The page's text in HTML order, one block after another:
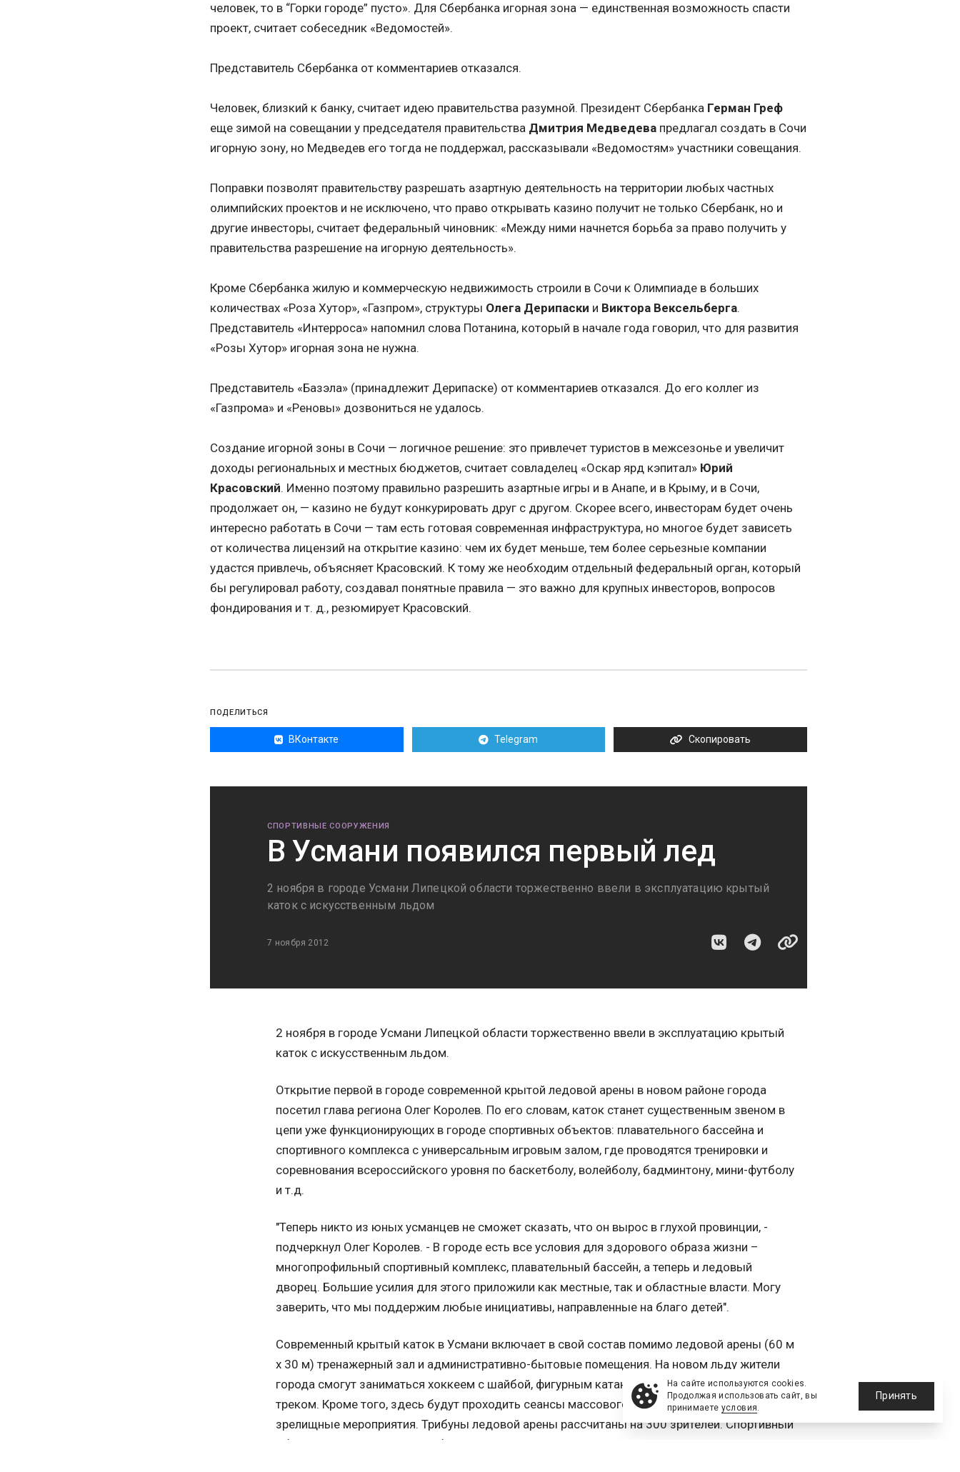
человек, то в “Горки городе” пусто». Для Сбербанка игорная зона — единственная возможность спасти
проект, считает собеседник «Ведомостей».
Представитель Сбербанка от комментариев отказался.
Человек, близкий к банку, считает идею правительства разумной. Президент Сбербанка Герман Греф
еще зимой на совещании у председателя правительства Дмитрия Медведева предлагал создать в Сочи
игорную зону, но Медведев его тогда не поддержал, рассказывали «Ведомостям» участники совещания.
Поправки позволят правительству разрешать азартную деятельность на территории любых частных
олимпийских проектов и не исключено, что право открывать казино получит не только Сбербанк, но и
другие инвесторы, считает федеральный чиновник: «Между ними начнется борьба за право получить у
правительства разрешение на игорную деятельность».
Кроме Сбербанка жилую и коммерческую недвижимость строили в Сочи к Олимпиаде в больших
количествах «Роза Хутор», «Газпром», структуры Олега Дерипаски и Виктора Вексельберга.
Представитель «Интерроса» напомнил слова Потанина, который в начале года говорил, что для развития
«Розы Хутор» игорная зона не нужна.
Представитель «Базэла» (принадлежит Дерипаске) от комментариев отказался. До его коллег из
«Газпрома» и «Реновы» дозвониться не удалось.
Создание игорной зоны в Сочи — логичное решение: это привлечет туристов в межсезонье и увеличит
доходы региональных и местных бюджетов, считает совладелец «Оскар ярд кэпитал» Юрий
Красовский. Именно поэтому правильно разрешить азартные игры и в Анапе, и в Крыму, и в Сочи,
продолжает он, — казино не будут конкурировать друг с другом. Скорее всего, инвесторам будет очень
интересно работать в Сочи — там есть готовая современная инфраструктура, но многое будет зависеть
от количества лицензий на открытие казино: чем их будет меньше, тем более серьезные компании
удастся привлечь, объясняет Красовский. К тому же необходим отдельный федеральный орган, который
бы регулировал работу, создавал понятные правила — это важно для крупных инвесторов, вопросов
фондирования и т. д., резюмирует Красовский.
ПОДЕЛИТЬСЯ
ВКонтакте Telegram Скопировать
СПОРТИВНЫЕ СООРУЖЕНИЯ
В Усмани появился первый лед
2 ноября в городе Усмани Липецкой области торжественно ввели в эксплуатацию крытый
каток с искусственным льдом
7 ноября 2012
2 ноября в городе Усмани Липецкой области торжественно ввели в эксплуатацию крытый
каток с искусственным льдом.
Открытие первой в городе современной крытой ледовой арены в новом районе города
посетил глава региона Олег Королев. По его словам, каток станет существенным звеном в
цепи уже функционирующих в городе спортивных объектов: плавательного бассейна и
спортивного комплекса с универсальным игровым залом, где проводятся тренировки и
соревнования всероссийского уровня по баскетболу, волейболу, бадминтону, мини-футболу
и т.д.
"Теперь никто из юных усманцев не сможет сказать, что он вырос в глухой провинции, -
подчеркнул Олег Королев. - В городе есть все условия для здорового образа жизни –
многопрофильный спортивный комплекс, плавательный бассейн, а теперь и ледовый
дворец. Большие усилия для этого приложили как местные, так и областные власти. Могу
заверить, что мы поддержим любые инициативы, направленные на благо детей".
Современный крытый каток в Усмани включает в свой состав помимо ледовой арены (60 м
х 30 м) тренажерный зал и административно-бытовые помещения. На новом льду жители
города смогут заниматься хоккеем с шайбой, фигурным катанием, керлингом и шорт-
треком. Кроме того, здесь будут проходить сеансы массового катания, культурно-
зрелищные мероприятия. Трибуны ледовой арены рассчитаны на 300 зрителей. Спортивный
объект полностью приспособлен для посещений и занятий спортом инвалидов.
На сайте используются cookies.
Продолжая использовать сайт, вы
принимаете условия.
Принять